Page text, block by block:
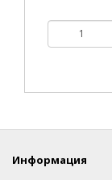
Информация